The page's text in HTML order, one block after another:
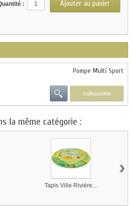
:
Pompe Multi Sport
Indisponible
la même catégorie :
Tapis Ville Rivière...
›